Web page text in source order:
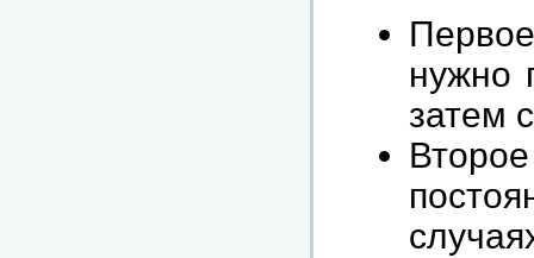
нужно
затем